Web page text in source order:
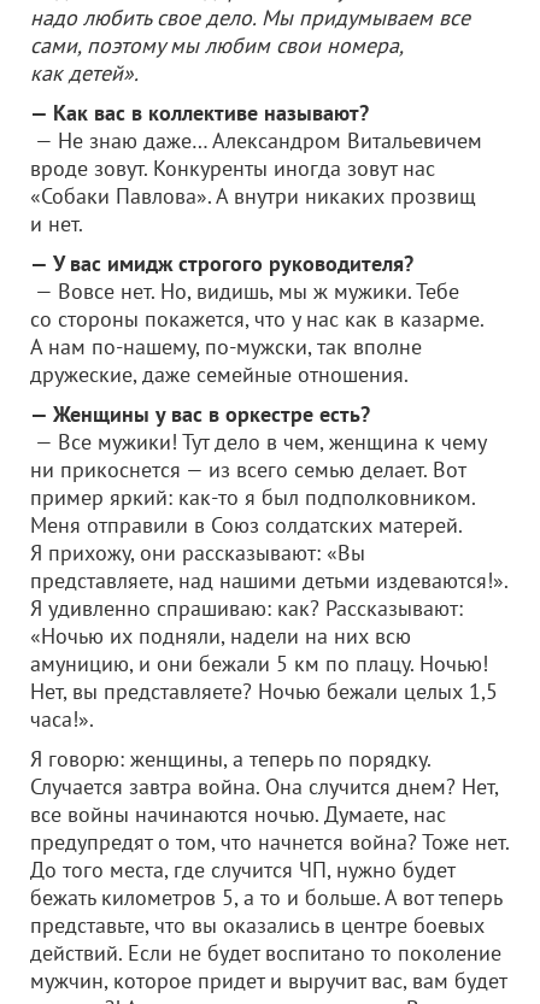
надо любить свое дело. Мы придумываем все
сами, поэтому мы любим свои номера,
как детей».
— Как вас в коллективе называют?
— Не знаю даже… Александром Витальевичем
вроде зовут. Конкуренты иногда зовут нас
«Собаки Павлова». А внутри никаких прозвищ
и нет.
— У вас имидж строгого руководителя?
— Вовсе нет. Но, видишь, мы ж мужики. Тебе
со стороны покажется, что у нас как в казарме.
А нам по-нашему, по-мужски, так вполне
дружеские, даже семейные отношения.
— Женщины у вас в оркестре есть?
— Все мужики! Тут дело в чем, женщина к чему
ни прикоснется — из всего семью делает. Вот
пример яркий: как-то я был подполковником.
Меня отправили в Союз солдатских матерей.
Я прихожу, они рассказывают: «Вы
представляете, над нашими детьми издеваются!».
Я удивленно спрашиваю: как? Рассказывают:
«Ночью их подняли, надели на них всю
амуницию, и они бежали 5 км по плацу. Ночью!
Нет, вы представляете? Ночью бежали целых 1,5
часа!».
Я говорю: женщины, а теперь по порядку.
Случается завтра война. Она случится днем? Нет,
все войны начинаются ночью. Думаете, нас
предупредят о том, что начнется война? Тоже нет.
До того места, где случится ЧП, нужно будет
бежать километров 5, а то и больше. А вот теперь
представьте, что вы оказались в центре боевых
действий. Если не будет воспитано то поколение
мужчин, которое придет и выручит вас, вам будет